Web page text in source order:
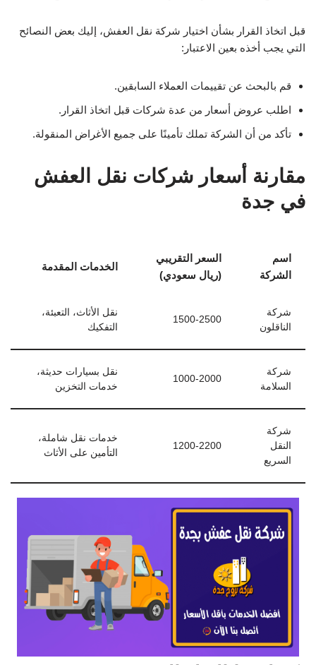
قبل اتخاذ القرار بشأن اختيار شركة نقل العفش، إليك بعض النصائح
التي يجب أخذه بعين الاعتبار:
قم بالبحث عن تقييمات العملاء السابقين.
اطلب عروض أسعار من عدة شركات قبل اتخاذ القرار.
تأكد من أن الشركة تملك تأمينًا على جميع الأغراض المنقولة.
مقارنة أسعار شركات نقل العفش
في جدة
اسم
الشركة
السعر التقريبي
(ريال سعودي)
الخدمات المقدمة
شركة
الناقلون
1500-2500
نقل الأثاث، التعبئة،
التفكيك
شركة
السلامة
1000-2000
نقل بسيارات حديثة،
خدمات التخزين
شركة
النقل
السريع
1200-2200
خدمات نقل شاملة،
التأمين على الأثاث